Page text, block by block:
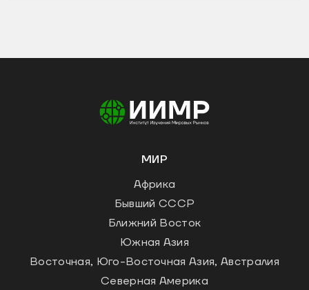
МИР
Африка
Бывший СССР
Ближний Восток
Южная Азия
Восточная, Юго-Восточная Азия, Австралия
Северная Америка